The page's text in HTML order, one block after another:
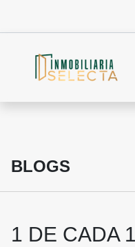
BLOGS
1 DE CADA